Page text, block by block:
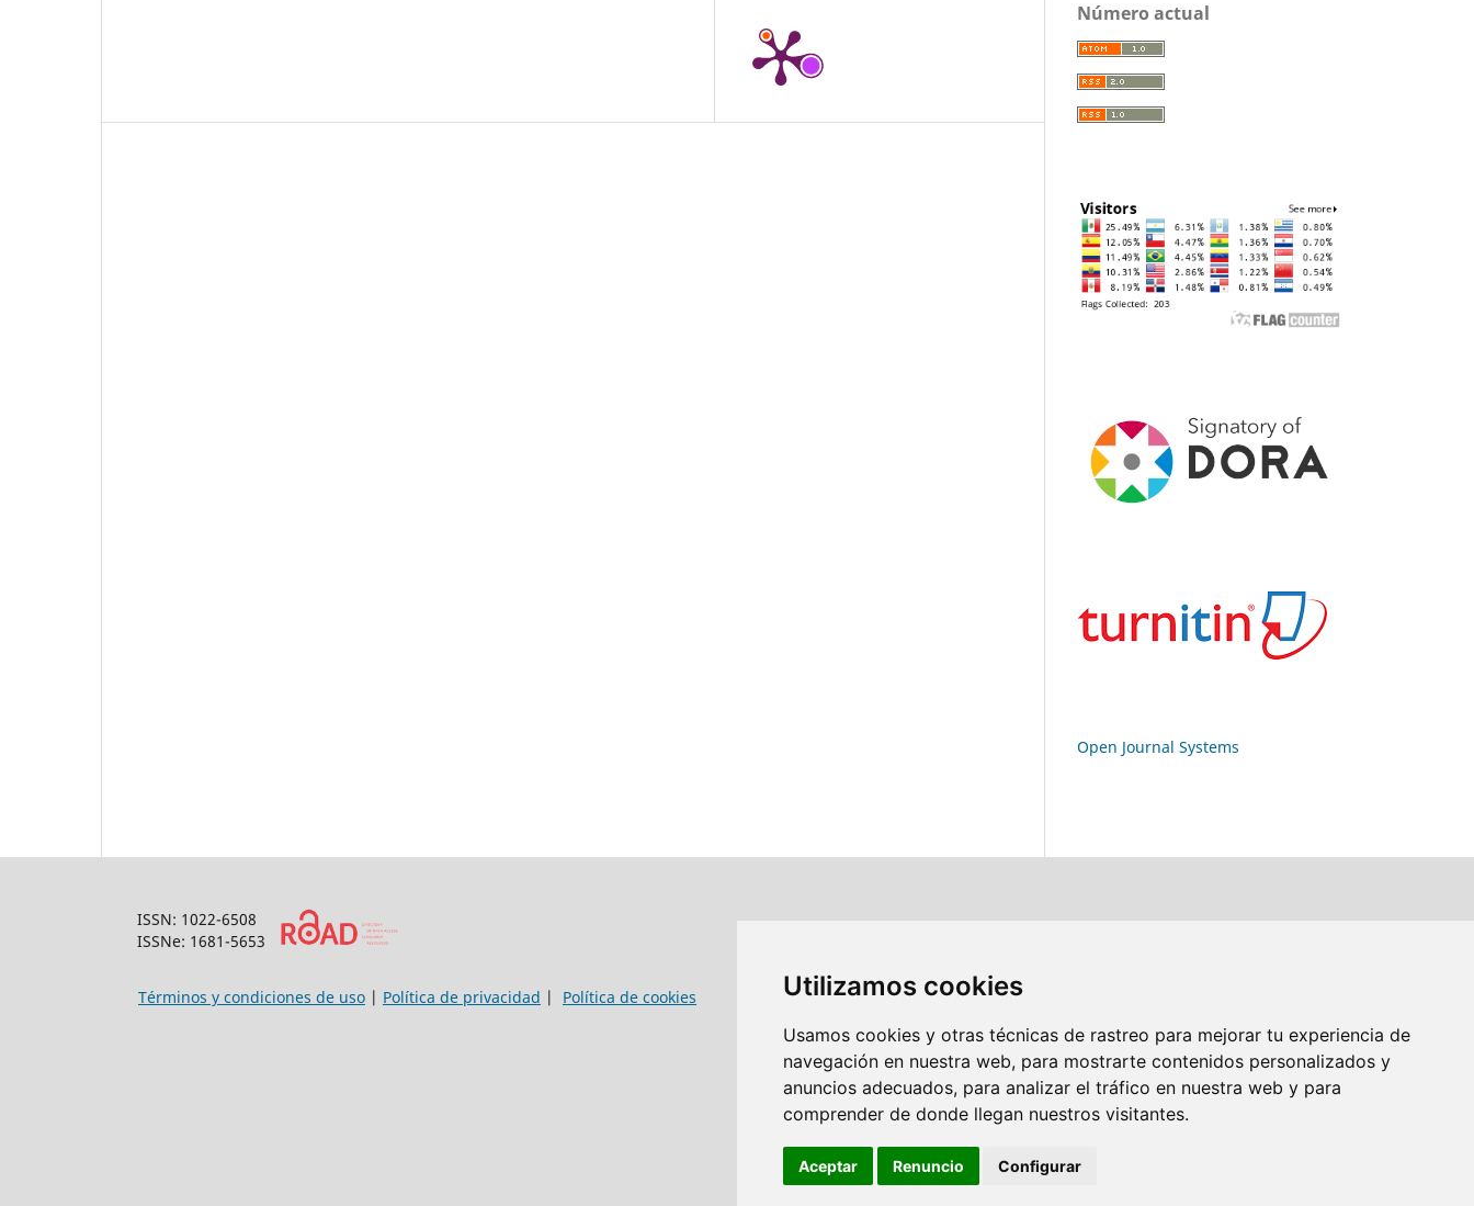
Utilizamos cookies
Usamos cookies y otras técnicas de rastreo para mejorar tu experiencia de
navegación en nuestra web, para mostrarte contenidos personalizados y
anuncios adecuados, para analizar el tráfico en nuestra web y para
comprender de donde llegan nuestros visitantes.
Aceptar Renuncio Configurar
Número actual
Open Journal Systems
ISSN: 1022-6508
ISSNe: 1681-5653
Términos y condiciones de uso | Política de privacidad | Política de cookies